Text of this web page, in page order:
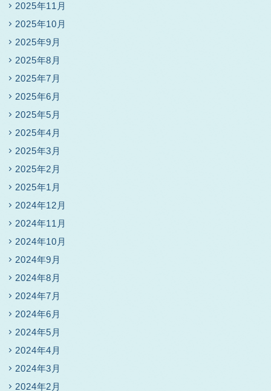
2025年11月
2025年10月
2025年9月
2025年8月
2025年7月
2025年6月
2025年5月
2025年4月
2025年3月
2025年2月
2025年1月
2024年12月
2024年11月
2024年10月
2024年9月
2024年8月
2024年7月
2024年6月
2024年5月
2024年4月
2024年3月
2024年2月